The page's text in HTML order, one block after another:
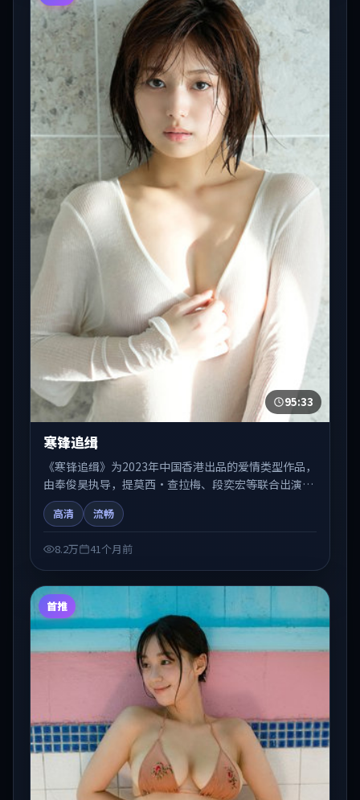
95:33
寒锋追缉
《寒锋追缉》为2023年中国香港出品的爱情类型作品，
由奉俊昊执导，提莫西·查拉梅、段奕宏等联合出演。
剧情在人物弧光与节奏推进中展开，兼具叙事张力与视
听质感。适合关注国产在线观看、热播国产剧与院线佳
高清 流畅
8.2万 41个月前
首推